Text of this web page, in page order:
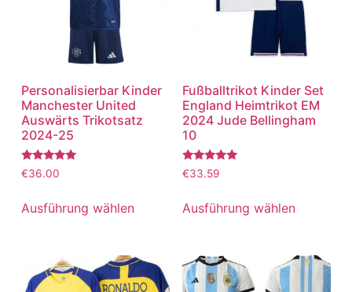
Personalisierbar Kinder
Manchester United
Auswärts Trikotsatz
2024-25
Bewertet
mit
von 5
€36.00
Ausführung wählen
Fußballtrikot Kinder Set
England Heimtrikot EM
2024 Jude Bellingham
10
Bewertet
mit
von 5
€33.59
Ausführung wählen